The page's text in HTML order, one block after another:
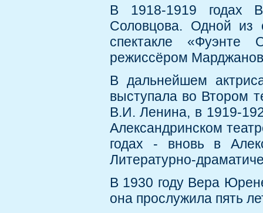
В 1918-1919 годах
Соловцова. Одной из
спектакле «Фуэнте
режиссёром
В дальнейшем
выступала во Втором
В.И. Ленина, в 1919-
Александринском
годах - вновь в
Литературно-
В 1930 году Вера
она прослужила пять